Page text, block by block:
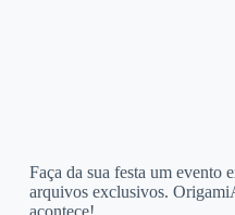
Faça da sua festa um evento
arquivos exclusivos.
acontece!